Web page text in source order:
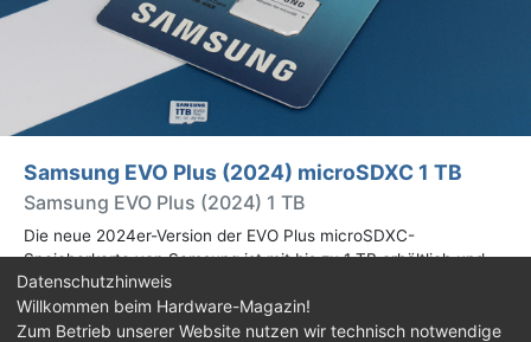
Samsung EVO Plus (2024) microSDXC 1 TB
Samsung EVO Plus (2024) 1 TB
Die neue 2024er-Version der EVO Plus microSDXC-
Speicherkarte von Samsung ist mit bis zu 1 TB erhältlich und
bietet 160 MB/s lesend, statt 130 MB/s wie beim Vorgänger aus
2021. Mehr dazu im Test.
Datenschutzhinweis
Willkommen beim Hardware-Magazin!
Zum Betrieb unserer Website nutzen wir technisch notwendige